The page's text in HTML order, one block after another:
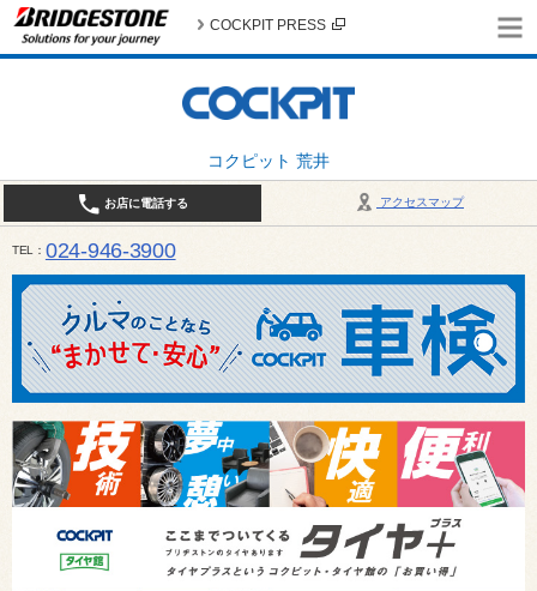
コクピット 荒井
COCKPIT PRESS
アクセスマップ
お店に電話する
TEL 024-946-3900
平日 9:30～19:00 日・祝日 9:30～18:00 / 定休日：毎週火曜日・繁忙期（4月・12月）を除
ご確認ください。